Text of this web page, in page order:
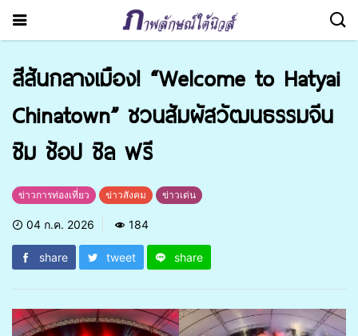
สีสันกลางเมือง! “Welcome to Hatyai
Chinatown” ชวนสัมผัสวัฒนธรรมจีน
ชิม ช้อป ชิล ฟรี
ข่าวการท่องเที่ยว ข่าวสังคม ข่าวเด่น
04 ก.ค. 2026 184
share tweet share